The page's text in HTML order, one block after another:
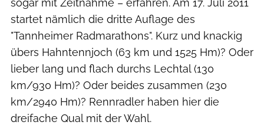
sogar mit Zeitnahme – erfahren. Am 17. Juli 2011
startet nämlich die dritte Auflage des
"Tannheimer Radmarathons". Kurz und knackig
übers Hahntennjoch (63 km und 1525 Hm)? Oder
lieber lang und flach durchs Lechtal (130
km/930 Hm)? Oder beides zusammen (230
km/2940 Hm)? Renn­radler haben hier die
dreifache Qual mit der Wahl.